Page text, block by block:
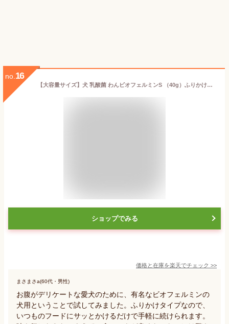
no. 16
【大容量サイズ】犬 乳酸菌 わんビオフェルミンS （40g）ふりかけタイプ 全犬種対応 善玉菌 ビフィズス菌 ビオフェルミン 愛犬用腸活サプリ ペット ふりかけ 愛犬
ショップでみる
価格と在庫を楽天でチェック >>
まさまさa(60代・男性)
お腹がデリケートな愛犬のために、有名なビオフェルミンの
犬用ということで試してみました。ふりかけタイプなので、
いつものフードにサッとかけるだけで手軽に続けられます。